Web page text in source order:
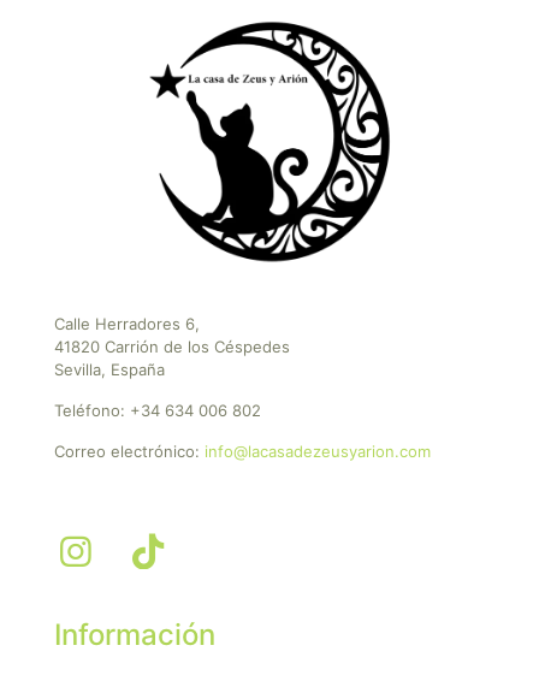
Calle Herradores 6,
41820 Carrión de los Céspedes
Sevilla, España
Teléfono: +34 634 006 802
Correo electrónico: info@lacasadezeusyarion.com
Información